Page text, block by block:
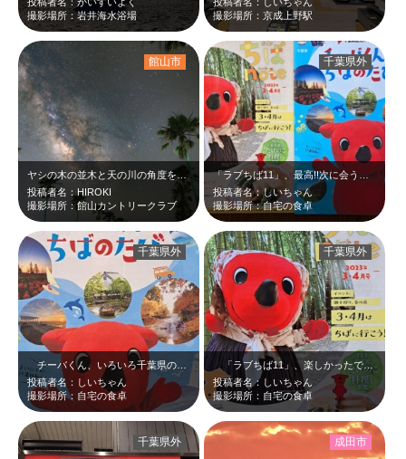
撮影場所：岩井海水浴場
撮影場所：京成上野駅
投稿者名：HIROKI
撮影場所：館山カントリークラブ
館山市
「ラブちば11」、最高!!次に会う時は「12」でですよねっ！？楽しみにしていま…
投稿者名：しいちゃん
撮影場所：自宅の食卓
千葉県外
チーバくん、いろいろ千葉県のこと、教えてくれてありがとう。2022年は初めて…
投稿者名：しいちゃん
撮影場所：自宅の食卓
千葉県外
「ラブちば11」、楽しかったです。ありがとう💓ほっかむりチーバくん、かわいい…
投稿者名：しいちゃん
撮影場所：自宅の食卓
千葉県外
千葉県外 成田市